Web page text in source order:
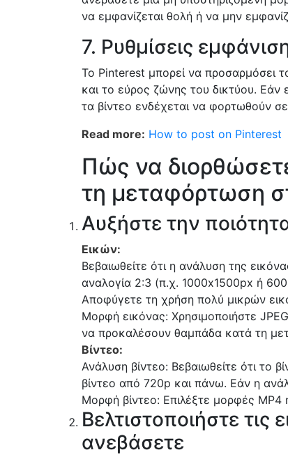
να εμφανίζεται θολή ή να μην
7. Ρυθμίσεις
Το Pinterest μπορεί να προσαρμόσει
και το εύρος ζώνης του δικτύου. Εάν
τα βίντεο ενδέχεται να φορτωθούν
Read more: How to post on Pinterest
Πώς να
τη μεταφόρτωση
Αυξήστε την
Εικών:
Βεβαιωθείτε ότι η ανάλυση της
αναλογία 2:3 (π.χ. 1000x1500px ή
Αποφύγετε τη χρήση πολύ μικρών
Μορφή εικόνας: Χρησιμοποιήστε
να προκαλέσουν θαμπάδα κατά τη
Βίντεο:
Ανάλυση βίντεο: Βεβαιωθείτε ότι το
βίντεο από 720p και πάνω. Εάν η
Μορφή βίντεο: Επιλέξτε μορφές
Βελτιστοποιήστε τις
ανεβάσετε